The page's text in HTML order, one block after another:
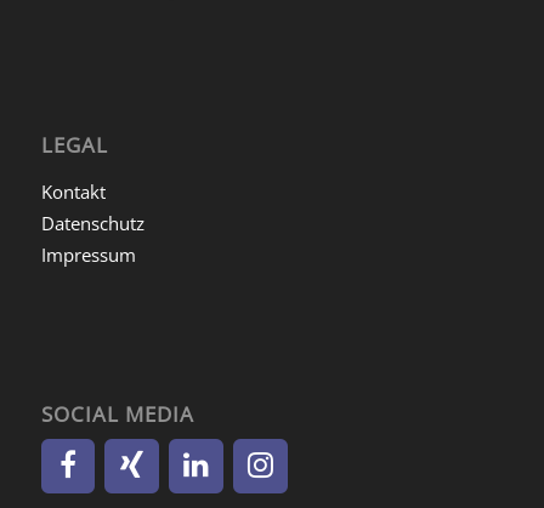
LEGAL
Kontakt
Datenschutz
Impressum
SOCIAL MEDIA